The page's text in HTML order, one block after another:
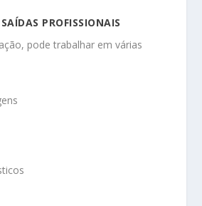
PROFISSIONAIS
pode trabalhar em várias